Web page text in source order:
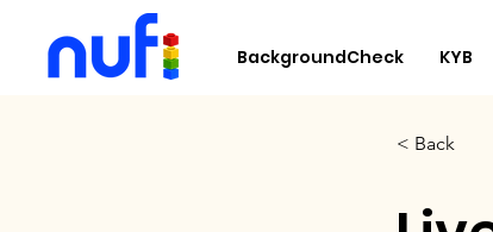
BackgroundCheck KYB
< Back